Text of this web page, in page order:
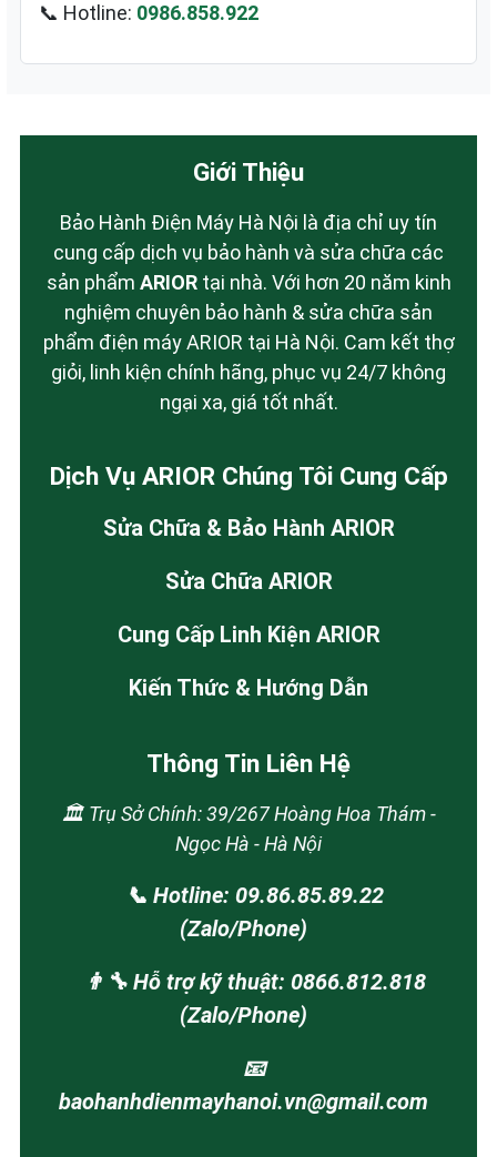
📞 Hotline: 0986.858.922
Giới Thiệu
Bảo Hành Điện Máy Hà Nội là địa chỉ uy tín
cung cấp dịch vụ bảo hành và sửa chữa các
sản phẩm ARIORtại nhà. Với hơn 20 năm kinh
nghiệm chuyên bảo hành & sửa chữa sản
phẩm điện máy ARIOR tại Hà Nội. Cam kết thợ
giỏi, linh kiện chính hãng, phục vụ 24/7 không
ngại xa, giá tốt nhất.
Dịch Vụ ARIOR Chúng Tôi Cung Cấp
Sửa Chữa & Bảo Hành ARIOR
Sửa Chữa ARIOR
Cung Cấp Linh Kiện ARIOR
Kiến Thức & Hướng Dẫn
Thông Tin Liên Hệ
🏛️ Trụ Sở Chính: 39/267 Hoàng Hoa Thám -
Ngọc Hà - Hà Nội
📞 Hotline: 09.86.85.89.22
(Zalo/Phone)
👨‍🔧 Hỗ trợ kỹ thuật: 0866.812.818
(Zalo/Phone)
📧
baohanhdienmayhanoi.vn@gmail.com